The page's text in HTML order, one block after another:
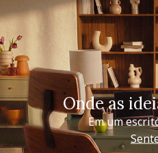
Onde as
Em um